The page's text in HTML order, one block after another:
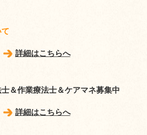
詳細はこちらへ
＆作業療法士＆ケアマネ募集中
詳細はこちらへ